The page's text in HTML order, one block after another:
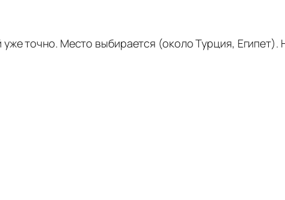
точно. Место выбирается (около Турция,